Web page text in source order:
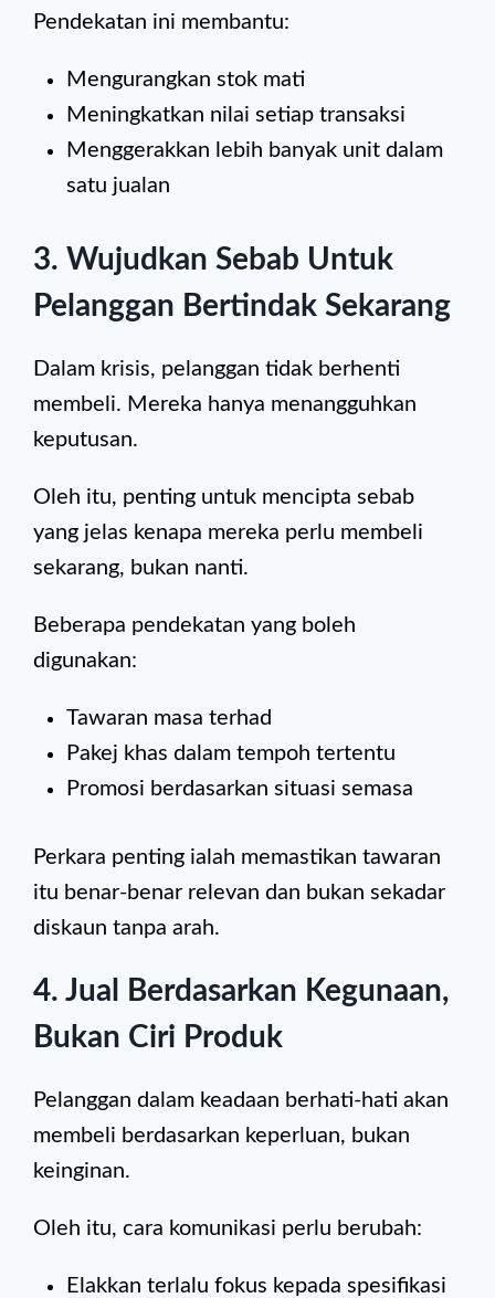
Pendekatan ini membantu:
Mengurangkan stok mati
Meningkatkan nilai setiap transaksi
Menggerakkan lebih banyak unit dalam
satu jualan
3. Wujudkan Sebab Untuk
Pelanggan Bertindak Sekarang
Dalam krisis, pelanggan tidak berhenti
membeli. Mereka hanya menangguhkan
keputusan.
Oleh itu, penting untuk mencipta sebab
yang jelas kenapa mereka perlu membeli
sekarang, bukan nanti.
Beberapa pendekatan yang boleh
digunakan:
Tawaran masa terhad
Pakej khas dalam tempoh tertentu
Promosi berdasarkan situasi semasa
Perkara penting ialah memastikan tawaran
itu benar-benar relevan dan bukan sekadar
diskaun tanpa arah.
4. Jual Berdasarkan Kegunaan,
Bukan Ciri Produk
Pelanggan dalam keadaan berhati-hati akan
membeli berdasarkan keperluan, bukan
keinginan.
Oleh itu, cara komunikasi perlu berubah:
Elakkan terlalu fokus kepada spesifikasi